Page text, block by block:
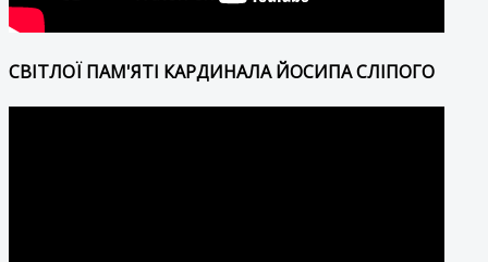
СВІТЛОЇ ПАМ'ЯТІ КАРДИНАЛА ЙОСИПА СЛІПОГО